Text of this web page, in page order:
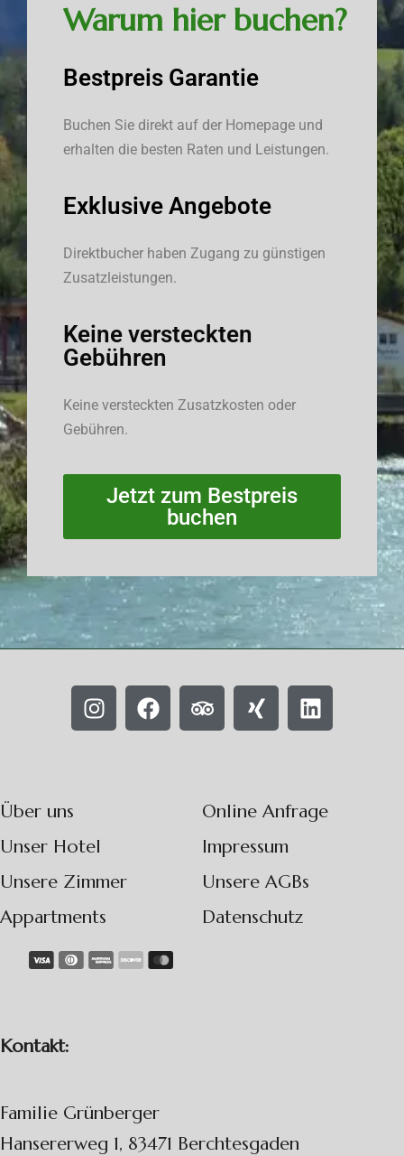
Warum hier buchen?
Bestpreis Garantie
Buchen Sie direkt auf der Homepage und
erhalten die besten Raten und Leistungen.
Exklusive Angebote
Direktbucher haben Zugang zu günstigen
Zusatzleistungen.
Keine versteckten
Gebühren
Keine versteckten Zusatzkosten oder
Gebühren.
Jetzt zum Bestpreis
buchen
Über uns
Unser Hotel
Unsere Zimmer
Appartments
Online Anfrage
Impressum
Unsere AGBs
Datenschutz
Kontakt:
Familie Grünberger
Hansererweg 1, 83471 Berchtesgaden